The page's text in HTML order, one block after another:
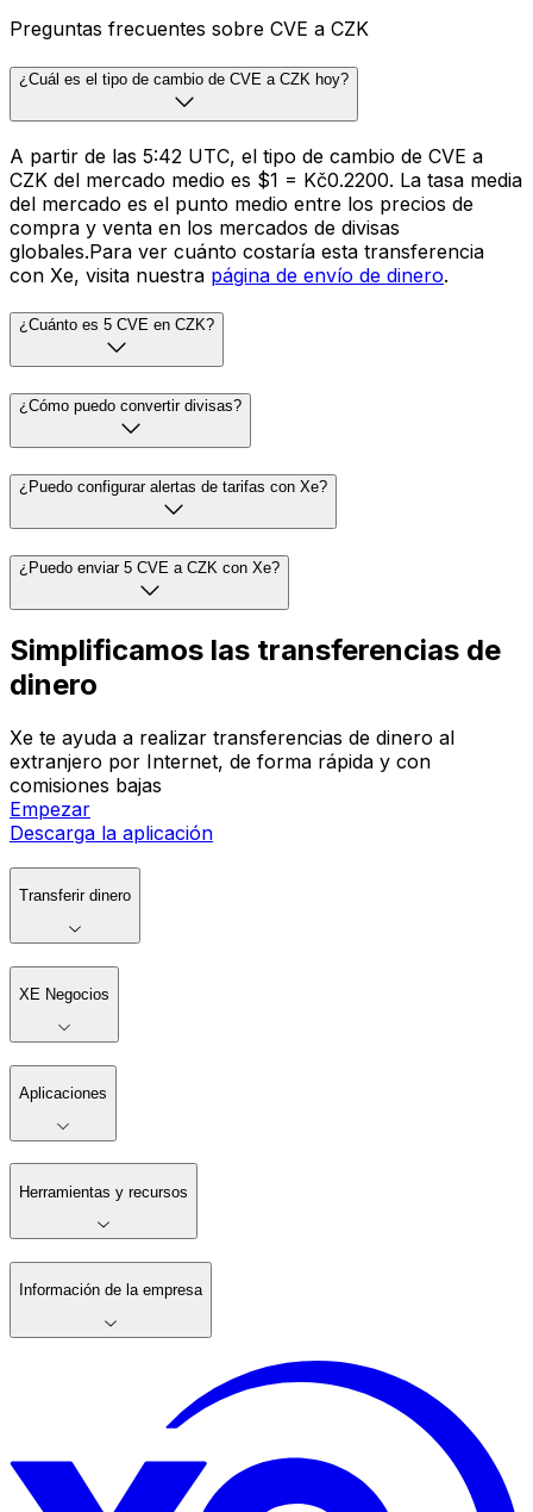
Preguntas frecuentes sobre CVE a CZK
¿Cuál es el tipo de cambio de CVE a CZK hoy?
A partir de las 5:42 UTC, el tipo de cambio de CVE a
CZK del mercado medio es $1 = Kč0.2200. La tasa media
del mercado es el punto medio entre los precios de
compra y venta en los mercados de divisas
globales.Para ver cuánto costaría esta transferencia
con Xe, visita nuestra página de envío de dinero.
¿Cuánto es 5 CVE en CZK?
¿Cómo puedo convertir divisas?
¿Puedo configurar alertas de tarifas con Xe?
¿Puedo enviar 5 CVE a CZK con Xe?
Simplificamos las transferencias de
dinero
Xe te ayuda a realizar transferencias de dinero al
extranjero por Internet, de forma rápida y con
comisiones bajas
Empezar
Descarga la aplicación
Transferir dinero
XE Negocios
Aplicaciones
Herramientas y recursos
Información de la empresa